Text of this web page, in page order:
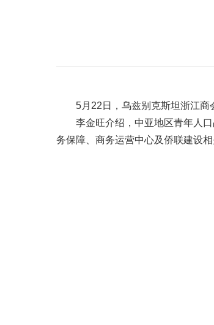
5月22日，乌兹别克斯坦浙江商
李金旺介绍，中亚地区青年人
务保障、商务运营中心及侨联建设相